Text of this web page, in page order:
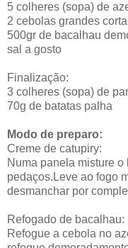
5 colheres (sopa) de
2 cebolas grandes
500gr de bacalhau
sal a gosto
Finalização:
3 colheres (sopa) de
70g de batatas palha
Modo de preparo:
Creme de catupiry:
Numa panela misture
pedaços.Leve ao fogo
desmanchar por
Refogado de bacalhau:
Refogue a cebola no